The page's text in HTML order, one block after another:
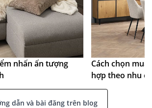
nhấn ấn tượng
Cách chọn
hợp theo nhu
dẫn và bài đăng trên blog